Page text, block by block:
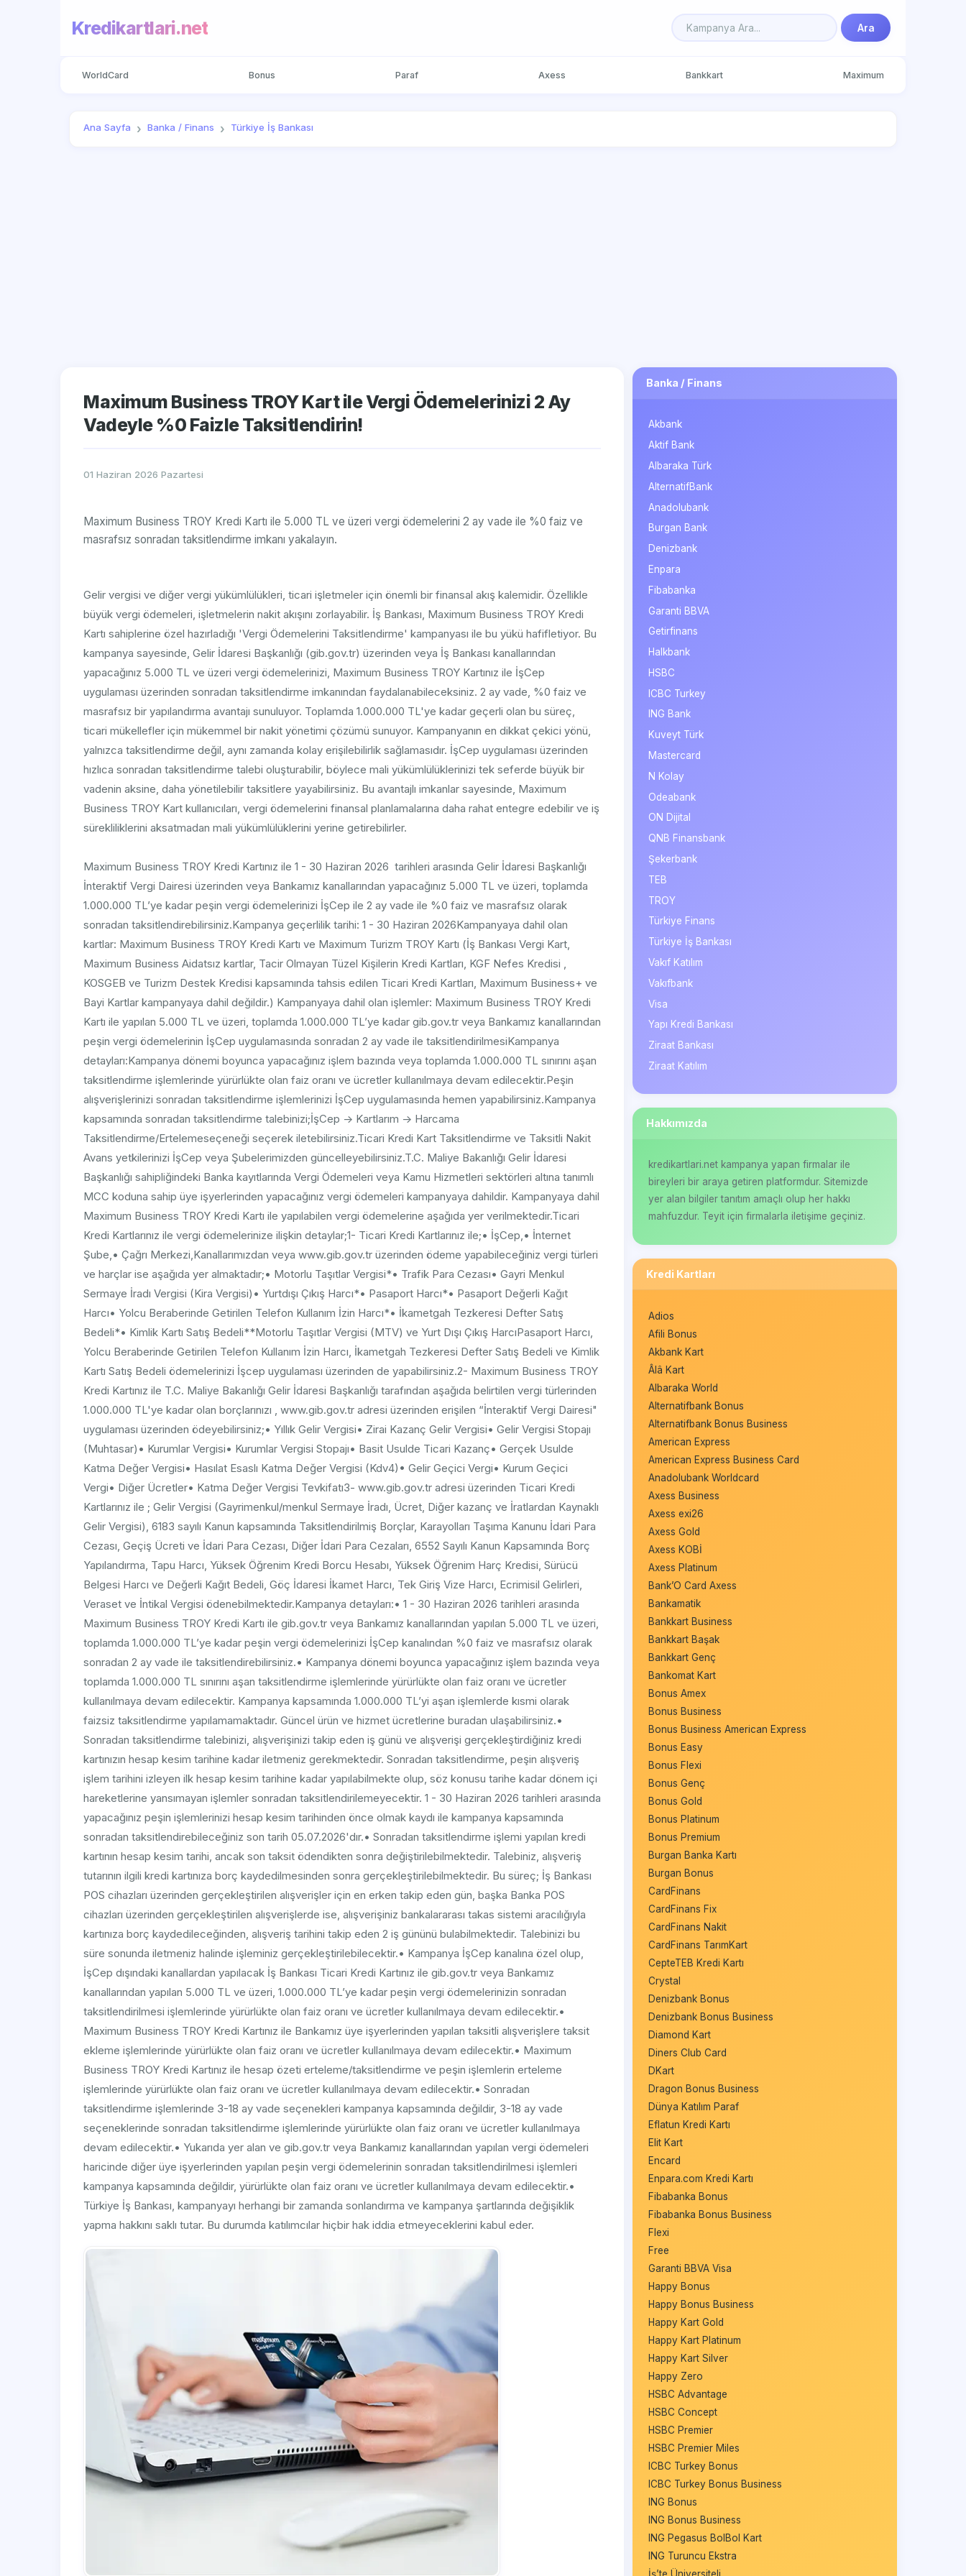
Kredikartlari.net Ara
WorldCard Bonus Paraf Axess Bankkart Maximum
Ana Sayfa Banka / Finans Türkiye İş Bankası
Maximum Business TROY Kart ile Vergi Ödemelerinizi 2 Ay
Vadeyle %0 Faizle Taksitlendirin!
01 Haziran 2026 Pazartesi
Maximum Business TROY Kredi Kartı ile 5.000 TL ve üzeri vergi ödemelerini 2 ay vade ile %0 faiz ve
masrafsız sonradan taksitlendirme imkanı yakalayın.
Gelir vergisi ve diğer vergi yükümlülükleri, ticari işletmeler için önemli bir finansal akış kalemidir. Özellikle
büyük vergi ödemeleri, işletmelerin nakit akışını zorlayabilir. İş Bankası, Maximum Business TROY Kredi
Kartı sahiplerine özel hazırladığı 'Vergi Ödemelerini Taksitlendirme' kampanyası ile bu yükü hafifletiyor. Bu
kampanya sayesinde, Gelir İdaresi Başkanlığı (gib.gov.tr) üzerinden veya İş Bankası kanallarından
yapacağınız 5.000 TL ve üzeri vergi ödemelerinizi, Maximum Business TROY Kartınız ile İşCep
uygulaması üzerinden sonradan taksitlendirme imkanından faydalanabileceksiniz. 2 ay vade, %0 faiz ve
masrafsız bir yapılandırma avantajı sunuluyor. Toplamda 1.000.000 TL'ye kadar geçerli olan bu süreç,
ticari mükellefler için mükemmel bir nakit yönetimi çözümü sunuyor. Kampanyanın en dikkat çekici yönü,
yalnızca taksitlendirme değil, aynı zamanda kolay erişilebilirlik sağlamasıdır. İşCep uygulaması üzerinden
hızlıca sonradan taksitlendirme talebi oluşturabilir, böylece mali yükümlülüklerinizi tek seferde büyük bir
vadenin aksine, daha yönetilebilir taksitlere yayabilirsiniz. Bu avantajlı imkanlar sayesinde, Maximum
Business TROY Kart kullanıcıları, vergi ödemelerini finansal planlamalarına daha rahat entegre edebilir ve iş
sürekliliklerini aksatmadan mali yükümlülüklerini yerine getirebilirler.
​Maximum Business TROY Kredi Kartınız ile 1 - 30 Haziran 2026 tarihleri arasında Gelir İdaresi Başkanlığı
İnteraktif Vergi Dairesi üzerinden veya Bankamız kanallarından yapacağınız 5.000 TL ve üzeri, toplamda
1.000.000 TL’ye kadar peşin vergi ödemelerinizi İşCep ile 2 ay vade ile %0 faiz ve masrafsız olarak
sonradan taksitlendirebilirsiniz.Kampanya geçerlilik tarihi: 1 - 30 Haziran 2026Kampanyaya dahil olan
kartlar: Maximum Business TROY Kredi Kartı ve Maximum Turizm TROY Kartı (İş Bankası Vergi Kart,
Maximum Business Aidatsız kartlar, Tacir Olmayan Tüzel Kişilerin Kredi Kartları, KGF Nefes Kredisi ,
KOSGEB ve Turizm Destek Kredisi kapsamında tahsis edilen Ticari Kredi Kartları, Maximum Business+ ve
Bayi Kartlar kampanyaya dahil değildir.) Kampanyaya dahil olan işlemler: Maximum Business TROY Kredi
Kartı ile yapılan 5.000 TL ve üzeri, toplamda 1.000.000 TL’ye kadar gib.gov.tr veya Bankamız kanallarından
peşin vergi ödemelerinin İşCep uygulamasında sonradan 2 ay vade ile taksitlendirilmesiKampanya
detayları:Kampanya dönemi boyunca yapacağınız işlem bazında veya toplamda 1.000.000 TL sınırını aşan
taksitlendirme işlemlerinde yürürlükte olan faiz oranı ve ücretler kullanılmaya devam edilecektir.Peşin
alışverişlerinizi sonradan taksitlendirme işlemlerinizi İşCep uygulamasında hemen yapabilirsiniz.Kampanya
kapsamında sonradan taksitlendirme talebinizi;İşCep -> Kartlarım -> Harcama
Taksitlendirme/Ertelemeseçeneği seçerek iletebilirsiniz.Ticari Kredi Kart Taksitlendirme ve Taksitli Nakit
Avans yetkilerinizi İşCep veya Şubelerimizden güncelleyebilirsiniz.T.C. Maliye Bakanlığı Gelir İdaresi
Başkanlığı sahipliğindeki Banka kayıtlarında Vergi Ödemeleri veya Kamu Hizmetleri sektörleri altına tanımlı
MCC koduna sahip üye işyerlerinden yapacağınız vergi ödemeleri kampanyaya dahildir. Kampanyaya dahil
Maximum Business TROY Kredi Kartı ile yapılabilen vergi ödemelerine aşağıda yer verilmektedir.Ticari
Kredi Kartlarınız ile vergi ödemelerinize ilişkin detaylar;1- Ticari Kredi Kartlarınız ile;• İşCep,• İnternet
Şube,• Çağrı Merkezi,Kanallarımızdan veya www.gib.gov.tr üzerinden ödeme yapabileceğiniz vergi türleri
ve harçlar ise aşağıda yer almaktadır;• Motorlu Taşıtlar Vergisi*• Trafik Para Cezası• Gayri Menkul
Sermaye İradı Vergisi (Kira Vergisi)• Yurtdışı Çıkış Harcı*• Pasaport Harcı*• Pasaport Değerli Kağıt
Harcı• Yolcu Beraberinde Getirilen Telefon Kullanım İzin Harcı*• İkametgah Tezkeresi Defter Satış
Bedeli*• Kimlik Kartı Satış Bedeli**Motorlu Taşıtlar Vergisi (MTV) ve Yurt Dışı Çıkış HarcıPasaport Harcı,
Yolcu Beraberinde Getirilen Telefon Kullanım İzin Harcı, İkametgah Tezkeresi Defter Satış Bedeli ve Kimlik
Kartı Satış Bedeli ödemelerinizi İşcep uygulaması üzerinden de yapabilirsiniz.2- Maximum Business TROY
Kredi Kartınız ile T.C. Maliye Bakanlığı Gelir İdaresi Başkanlığı tarafından aşağıda belirtilen vergi türlerinden
1.000.000 TL'ye kadar olan borçlarınızı , www.gib.gov.tr adresi üzerinden erişilen “İnteraktif Vergi Dairesi"
uygulaması üzerinden ödeyebilirsiniz;• Yıllık Gelir Vergisi• Zirai Kazanç Gelir Vergisi• Gelir Vergisi Stopajı
(Muhtasar)• Kurumlar Vergisi• Kurumlar Vergisi Stopajı• Basit Usulde Ticari Kazanç• Gerçek Usulde
Katma Değer Vergisi• Hasılat Esaslı Katma Değer Vergisi (Kdv4)• Gelir Geçici Vergi• Kurum Geçici
Vergi• Diğer Ücretler• Katma Değer Vergisi Tevkifatı3- www.gib.gov.tr adresi üzerinden Ticari Kredi
Kartlarınız ile ; Gelir Vergisi (Gayrimenkul/menkul Sermaye İradı, Ücret, Diğer kazanç ve İratlardan Kaynaklı
Gelir Vergisi), 6183 sayılı Kanun kapsamında Taksitlendirilmiş Borçlar, Karayolları Taşıma Kanunu İdari Para
Cezası, Geçiş Ücreti ve İdari Para Cezası, Diğer İdari Para Cezaları, 6552 Sayılı Kanun Kapsamında Borç
Yapılandırma, Tapu Harcı, Yüksek Öğrenim Kredi Borcu Hesabı, Yüksek Öğrenim Harç Kredisi, Sürücü
Belgesi Harcı ve Değerli Kağıt Bedeli, Göç İdaresi İkamet Harcı, Tek Giriş Vize Harcı, Ecrimisil Gelirleri,
Veraset ve İntikal Vergisi ödenebilmektedir.Kampanya detayları:• 1 - 30 Haziran 2026 tarihleri arasında
Maximum Business TROY Kredi Kartı ile gib.gov.tr veya Bankamız kanallarından yapılan 5.000 TL ve üzeri,
toplamda 1.000.000 TL’ye kadar peşin vergi ödemelerinizi İşCep kanalından %0 faiz ve masrafsız olarak
sonradan 2 ay vade ile taksitlendirebilirsiniz.• Kampanya dönemi boyunca yapacağınız işlem bazında veya
toplamda 1.000.000 TL sınırını aşan taksitlendirme işlemlerinde yürürlükte olan faiz oranı ve ücretler
kullanılmaya devam edilecektir. Kampanya kapsamında 1.000.000 TL’yi aşan işlemlerde kısmi olarak
faizsiz taksitlendirme yapılamamaktadır. Güncel ürün ve hizmet ücretlerine buradan​ ulaşabilirsiniz.•
Sonradan taksitlendirme talebinizi, alışverişinizi takip eden iş günü ve alışverişi gerçekleştirdiğiniz kredi
kartınızın hesap kesim tarihine kadar iletmeniz gerekmektedir. Sonradan taksitlendirme, peşin alışveriş
işlem tarihini izleyen ilk hesap kesim tarihine kadar yapılabilmekte olup, söz konusu tarihe kadar dönem içi
hareketlerine yansımayan işlemler sonradan taksitlendirilemeyecektir. 1 - 30 Haziran 2026 tarihleri arasında
yapacağınız peşin işlemlerinizi hesap kesim tarihinden önce olmak kaydı ile kampanya kapsamında
sonradan taksitlendirebileceğiniz son tarih 05.07.2026'dır.• Sonradan taksitlendirme işlemi yapılan kredi
kartının hesap kesim tarihi, ancak son taksit ödendikten sonra değiştirilebilmektedir. Talebiniz, alışveriş
tutarının ilgili kredi kartınıza borç kaydedilmesinden sonra gerçekleştirilebilmektedir. Bu süreç; İş Bankası
POS cihazları üzerinden gerçekleştirilen alışverişler için en erken takip eden gün, başka Banka POS
cihazları üzerinden gerçekleştirilen alışverişlerde ise, alışverişiniz bankalararası takas sistemi aracılığıyla
kartınıza borç kaydedileceğinden, alışveriş tarihini takip eden 2 iş gününü bulabilmektedir. Talebinizi bu
süre sonunda iletmeniz halinde işleminiz gerçekleştirilebilecektir.• Kampanya İşCep kanalına özel olup,
İşCep dışındaki kanallardan yapılacak İş Bankası Ticari Kredi Kartınız ile gib.gov.tr veya Bankamız
kanallarından yapılan 5.000 TL ve üzeri, 1.000.000 TL’ye kadar peşin vergi ödemelerinizin sonradan
taksitlendirilmesi işlemlerinde yürürlükte olan faiz oranı ve ücretler kullanılmaya devam edilecektir.•
Maximum Business TROY Kredi Kartınız ile Bankamız üye işyerlerinden yapılan taksitli alışverişlere taksit
ekleme işlemlerinde yürürlükte olan faiz oranı ve ücretler kullanılmaya devam edilecektir.• Maximum
Business TROY Kredi Kartınız ile hesap özeti erteleme/taksitlendirme ve peşin işlemlerin erteleme
işlemlerinde yürürlükte olan faiz oranı ve ücretler kullanılmaya devam edilecektir.• Sonradan
taksitlendirme işlemlerinde 3-18 ay vade seçenekleri kampanya kapsamında değildir, 3-18 ay vade
seçeneklerinde sonradan taksitlendirme işlemlerinde yürürlükte olan faiz oranı ve ücretler kullanılmaya
devam edilecektir.• Yukarıda yer alan ve gib.gov.tr veya Bankamız kanallarından yapılan vergi ödemeleri
haricinde diğer üye işyerlerinden yapılan peşin vergi ödemelerinin sonradan taksitlendirilmesi işlemleri
kampanya kapsamında değildir, yürürlükte olan faiz oranı ve ücretler kullanılmaya devam edilecektir.•
Türkiye İş Bankası, kampanyayı herhangi bir zamanda sonlandırma ve kampanya şartlarında değişiklik
yapma hakkını saklı tutar. Bu durumda katılımcılar hiçbir hak iddia etmeyeceklerini kabul eder.
Banka / Finans
Akbank
Aktif Bank
Albaraka Türk
AlternatifBank
Anadolubank
Burgan Bank
Denizbank
Enpara
Fibabanka
Garanti BBVA
Getirfinans
Halkbank
HSBC
ICBC Turkey
ING Bank
Kuveyt Türk
Mastercard
N Kolay
Odeabank
ON Dijital
QNB Finansbank
Şekerbank
TEB
TROY
Türkiye Finans
Türkiye İş Bankası
Vakıf Katılım
Vakıfbank
Visa
Yapı Kredi Bankası
Ziraat Bankası
Ziraat Katılım
Hakkımızda
kredikartlari.net kampanya yapan firmalar ile
bireyleri bir araya getiren platformdur. Sitemizde
yer alan bilgiler tanıtım amaçlı olup her hakkı
mahfuzdur. Teyit için firmalarla iletişime geçiniz.
Kredi Kartları
Adios
Afili Bonus
Akbank Kart
Âlâ Kart
Albaraka World
Alternatifbank Bonus
Alternatifbank Bonus Business
American Express
American Express Business Card
Anadolubank Worldcard
Axess Business
Axess exi26
Axess Gold
Axess KOBİ
Axess Platinum
Bank’O Card Axess
Bankamatik
Bankkart Business
Bankkart Başak
Bankkart Genç
Bankomat Kart
Bonus Amex
Bonus Business
Bonus Business American Express
Bonus Easy
Bonus Flexi
Bonus Genç
Bonus Gold
Bonus Platinum
Bonus Premium
Burgan Banka Kartı
Burgan Bonus
CardFinans
CardFinans Fix
CardFinans Nakit
CardFinans TarımKart
CepteTEB Kredi Kartı
Crystal
Denizbank Bonus
Denizbank Bonus Business
Diamond Kart
Diners Club Card
DKart
Dragon Bonus Business
Dünya Katılım Paraf
Eflatun Kredi Kartı
Elit Kart
Encard
Enpara.com Kredi Kartı
Fibabanka Bonus
Fibabanka Bonus Business
Flexi
Free
Garanti BBVA Visa
Happy Bonus
Happy Bonus Business
Happy Kart Gold
Happy Kart Platinum
Happy Kart Silver
Happy Zero
HSBC Advantage
HSBC Concept
HSBC Premier
HSBC Premier Miles
ICBC Turkey Bonus
ICBC Turkey Bonus Business
ING Bonus
ING Bonus Business
ING Pegasus BolBol Kart
ING Turuncu Ekstra
İş’te Üniversiteli